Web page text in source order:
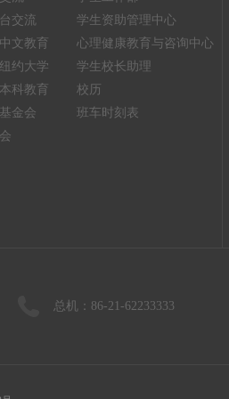
交流
文教育
纽约大学
科教育
金会
学生资助管理中心
心理健康教育与咨询中心
学生校长助理
校历
班车时刻表
总机：86-21-62233333